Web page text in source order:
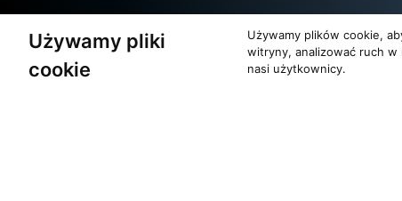
Używamy pliki
cookie
Używamy plików cookie,
witryny, analizować ruch
nasi użytkownicy.